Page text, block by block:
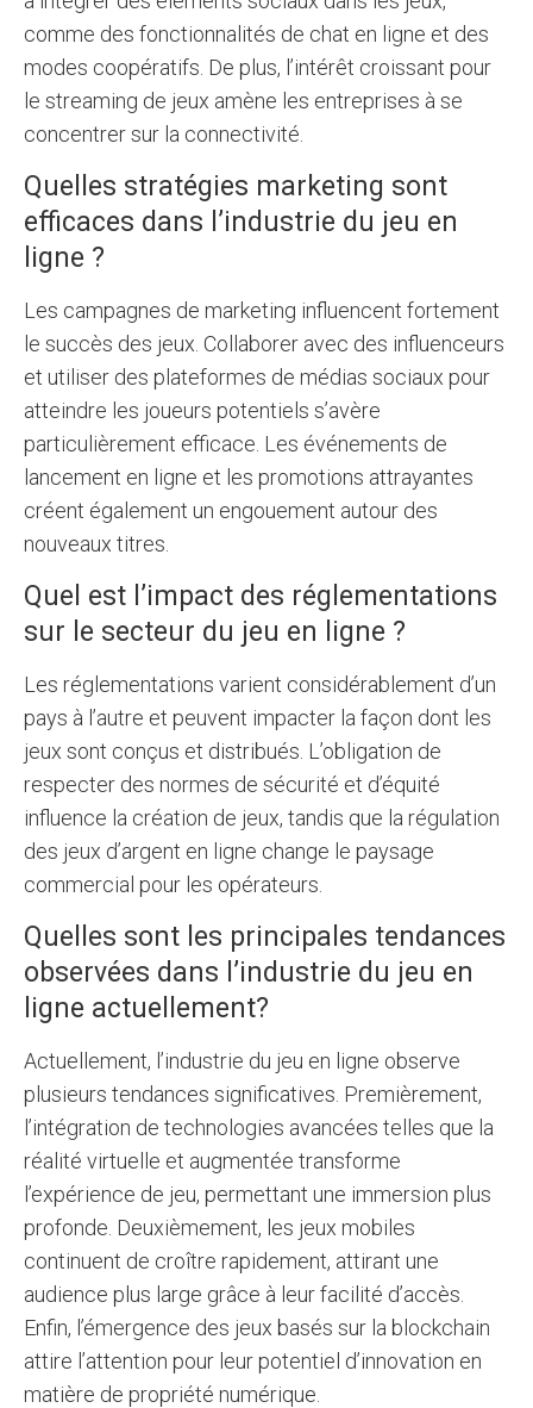
comme des fonctionnalités de chat en ligne et des
modes coopératifs. De plus, l’intérêt croissant pour
le streaming de jeux amène les entreprises à se
concentrer sur la connectivité.
Quelles stratégies marketing sont
efficaces dans l’industrie du jeu en
ligne ?
Les campagnes de marketing influencent fortement
le succès des jeux. Collaborer avec des influenceurs
et utiliser des plateformes de médias sociaux pour
atteindre les joueurs potentiels s’avère
particulièrement efficace. Les événements de
lancement en ligne et les promotions attrayantes
créent également un engouement autour des
nouveaux titres.
Quel est l’impact des réglementations
sur le secteur du jeu en ligne ?
Les réglementations varient considérablement d’un
pays à l’autre et peuvent impacter la façon dont les
jeux sont conçus et distribués. L’obligation de
respecter des normes de sécurité et d’équité
influence la création de jeux, tandis que la régulation
des jeux d’argent en ligne change le paysage
commercial pour les opérateurs.
Quelles sont les principales tendances
observées dans l’industrie du jeu en
ligne actuellement?
Actuellement, l’industrie du jeu en ligne observe
plusieurs tendances significatives. Premièrement,
l’intégration de technologies avancées telles que la
réalité virtuelle et augmentée transforme
l’expérience de jeu, permettant une immersion plus
profonde. Deuxièmement, les jeux mobiles
continuent de croître rapidement, attirant une
audience plus large grâce à leur facilité d’accès.
Enfin, l’émergence des jeux basés sur la blockchain
attire l’attention pour leur potentiel d’innovation en
matière de propriété numérique.